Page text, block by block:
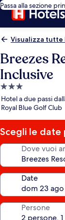
Passa alla sezione
Visualizza
Breezes
Inclusive
Struttura
a
3.0
stelle
Hotel a due passi
Royal Blue Golf Club
Scegli le date
Dove vuoi
Date
Persone